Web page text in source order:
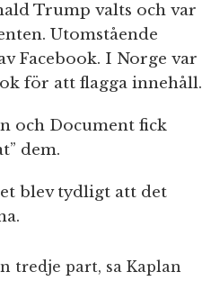
Trump valts och var
Utomstående
Facebook. I Norge var
för att flagga innehåll.
och Document fick
dem.
blev tydligt att det
tredje part, sa Kaplan